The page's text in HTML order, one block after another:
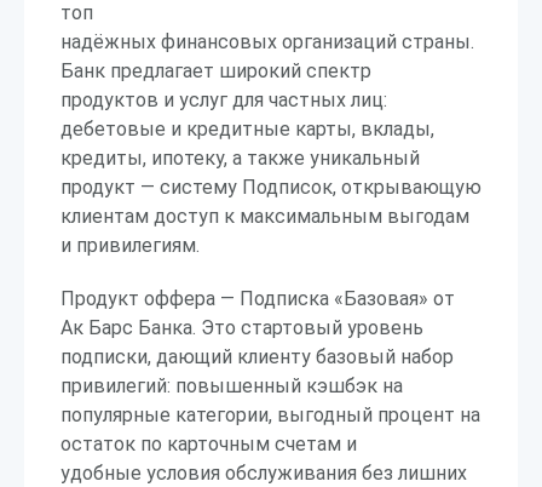
топ
надёжных финансовых организаций страны.
Банк предлагает широкий спектр
продуктов и услуг для частных лиц:
дебетовые и кредитные карты, вклады,
кредиты, ипотеку, а также уникальный
продукт — систему Подписок, открывающую
клиентам доступ к максимальным выгодам
и привилегиям.
Продукт оффера — Подписка «Базовая» от
Ак Барс Банка. Это стартовый уровень
подписки, дающий клиенту базовый набор
привилегий: повышенный кэшбэк на
популярные категории, выгодный процент на
остаток по карточным счетам и
удобные условия обслуживания без лишних